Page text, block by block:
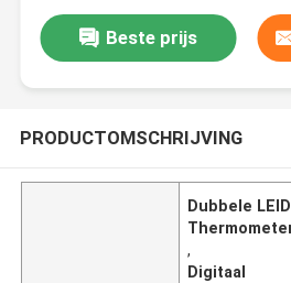
Beste prijs
PRODUCTOMSCHRIJVING
Dubbele
,
Digitaal